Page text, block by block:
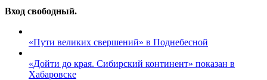
Вход свободный.
«Пути великих свершений» в Поднебесной
«Дойти до края. Сибирский континент» показан в
Хабаровске